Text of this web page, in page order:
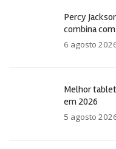
Percy
combina
6 agosto
Melhor
em 2026
5 agosto